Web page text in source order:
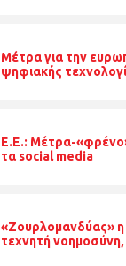
Μέτρα για την
ψηφιακής
E.E.: Μέτρα-
τα social media
«Ζουρλομανδύας» η
τεχνητή